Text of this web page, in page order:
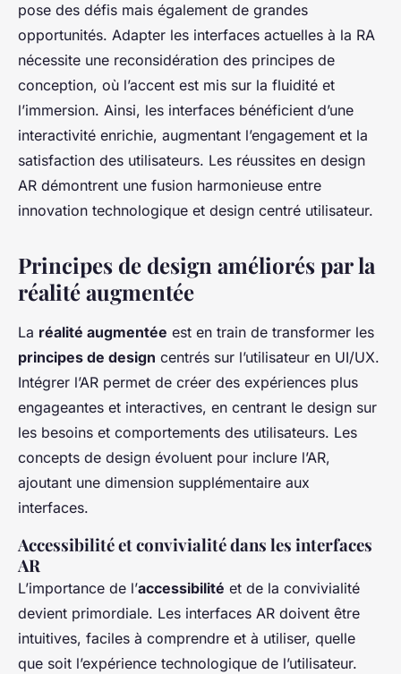
pose des défis mais également de grandes
opportunités. Adapter les interfaces actuelles à la RA
nécessite une reconsidération des principes de
conception, où l’accent est mis sur la fluidité et
l’immersion. Ainsi, les interfaces bénéficient d’une
interactivité enrichie, augmentant l’engagement et la
satisfaction des utilisateurs. Les réussites en design
AR démontrent une fusion harmonieuse entre
innovation technologique et design centré utilisateur.
Principes de design améliorés par la
réalité augmentée
La réalité augmentée est en train de transformer les
principes de design centrés sur l’utilisateur en UI/UX.
Intégrer l’AR permet de créer des expériences plus
engageantes et interactives, en centrant le design sur
les besoins et comportements des utilisateurs. Les
concepts de design évoluent pour inclure l’AR,
ajoutant une dimension supplémentaire aux
interfaces.
Accessibilité et convivialité dans les interfaces
AR
L’importance de l’accessibilité et de la convivialité
devient primordiale. Les interfaces AR doivent être
intuitives, faciles à comprendre et à utiliser, quelle
que soit l’expérience technologique de l’utilisateur.